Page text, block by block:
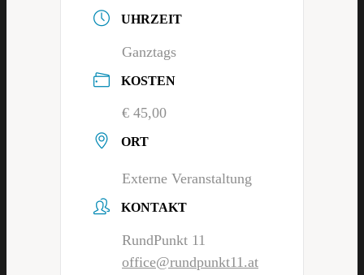
UHRZEIT
Ganztags
KOSTEN
€ 45,00
ORT
Externe Veranstaltung
KONTAKT
RundPunkt 11
office@rundpunkt11.at